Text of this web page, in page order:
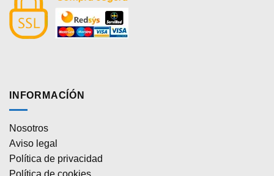
INFORMACÍÓN
Nosotros
Aviso legal
Política de privacidad